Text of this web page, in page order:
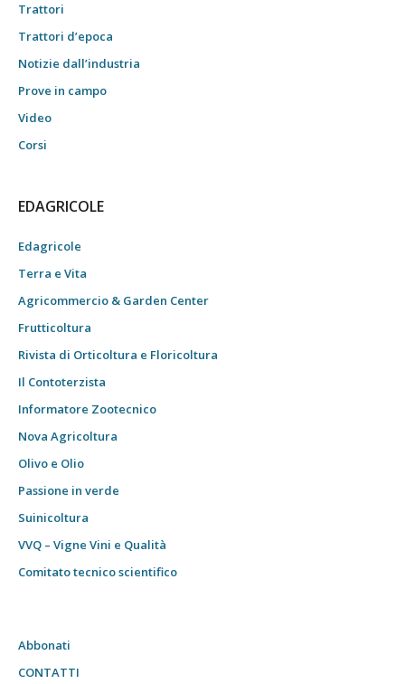
Trattori
Trattori d’epoca
Notizie dall’industria
Prove in campo
Video
Corsi
EDAGRICOLE
Edagricole
Terra e Vita
Agricommercio & Garden Center
Frutticoltura
Rivista di Orticoltura e Floricoltura
Il Contoterzista
Informatore Zootecnico
Nova Agricoltura
Olivo e Olio
Passione in verde
Suinicoltura
VVQ – Vigne Vini e Qualità
Comitato tecnico scientifico
Abbonati
CONTATTI